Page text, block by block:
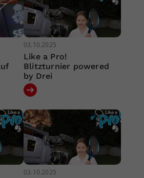
03.10.2025
Like a Pro!
Blitzturnier powered
by Drei
03.10.2025